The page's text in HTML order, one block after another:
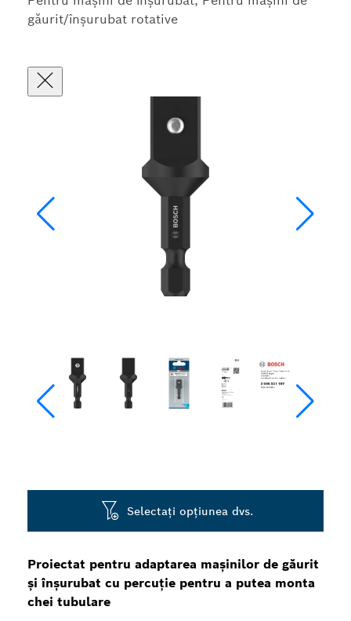
găurit/înșurubat rotative
Proiectat pentru adaptarea mașinilor de găurit
și înșurubat cu percuție pentru a putea monta
chei tubulare
Selectați opțiunea dvs.